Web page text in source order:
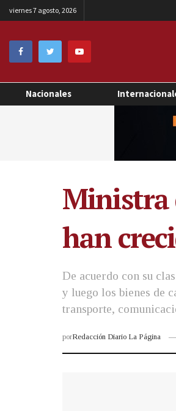
viernes 7 agosto, 2026
Nacionales
Ministra
han
De acuerdo con su
y luego los bienes de
transporte,
porRedacción Diario La Página